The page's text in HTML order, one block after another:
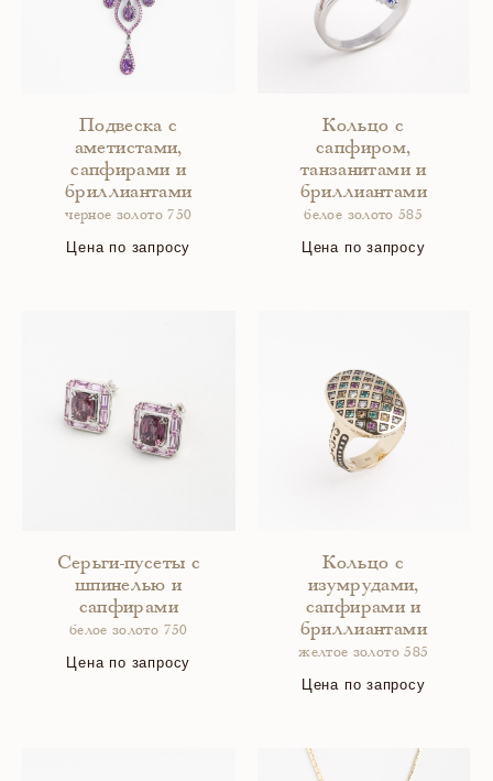
Подвеска с
аметистами,
сапфирами и
бриллиантами
черное золото 750
Цена по запросу
Кольцо с
сапфиром,
танзанитами и
бриллиантами
белое золото 585
Цена по запросу
Серьги-пусеты с
шпинелью и
сапфирами
белое золото 750
Цена по запросу
Кольцо с
изумрудами,
сапфирами и
бриллиантами
желтое золото 585
Цена по запросу